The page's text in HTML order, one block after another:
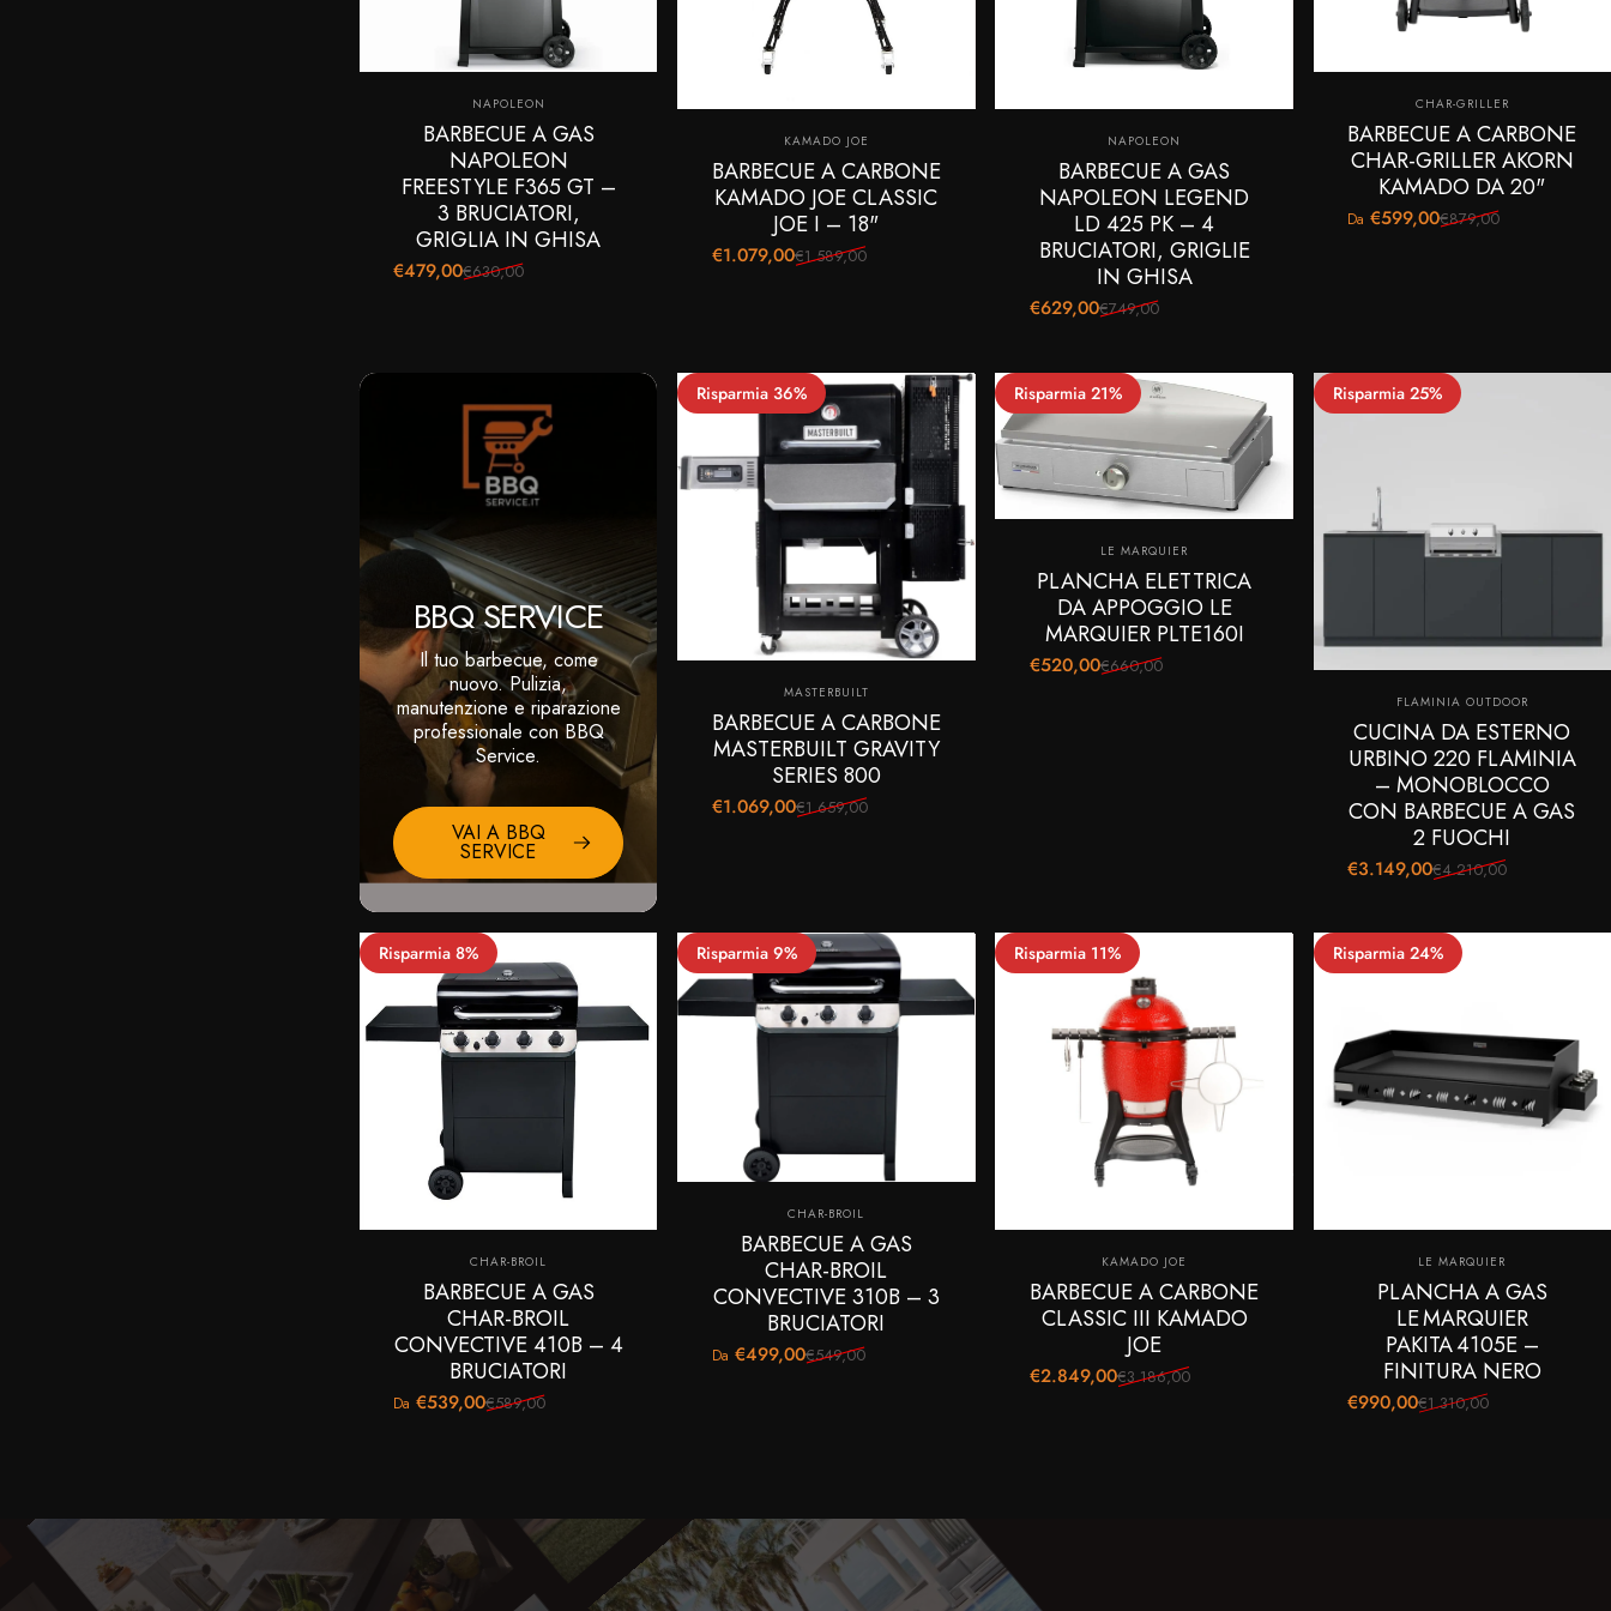
Fornitore:
NAPOLEON
BARBECUE A GAS
NAPOLEON
FREESTYLE F365 GT –
3 BRUCIATORI,
GRIGLIA IN GHISA
Prezzo scontato
€479,00
Prezzo di listino
€630,00
Fornitore:
KAMADO JOE
BARBECUE A CARBONE
KAMADO JOE CLASSIC
JOE I – 18"
Prezzo scontato
€1.079,00
Prezzo di listino
€1.589,00
Fornitore:
NAPOLEON
BARBECUE A GAS
NAPOLEON LEGEND
LD 425 PK – 4
BRUCIATORI, GRIGLIE
IN GHISA
Prezzo scontato
€629,00
Prezzo di listino
€749,00
Fornitore:
CHAR-GRILLER
BARBECUE A CARBONE
CHAR-GRILLER AKORN
KAMADO DA 20"
Prezzo scontato
Da €599,00
Prezzo di listino
€879,00
BBQ SERVICE
Il tuo barbecue, come
nuovo. Pulizia,
manutenzione e riparazione
professionale con BBQ
Service.
VAI A BBQ
SERVICE
Risparmia 36%
Fornitore:
MASTERBUILT
BARBECUE A CARBONE
MASTERBUILT GRAVITY
SERIES 800
Prezzo scontato
€1.069,00
Prezzo di listino
€1.659,00
Risparmia 21%
Fornitore:
LE MARQUIER
PLANCHA ELETTRICA
DA APPOGGIO LE
MARQUIER PLTE160I
Prezzo scontato
€520,00
Prezzo di listino
€660,00
Risparmia 25%
Fornitore:
FLAMINIA OUTDOOR
CUCINA DA ESTERNO
URBINO 220 FLAMINIA
– MONOBLOCCO
CON BARBECUE A GAS
2 FUOCHI
Prezzo scontato
€3.149,00
Prezzo di listino
€4.210,00
Risparmia 8%
Fornitore:
CHAR-BROIL
BARBECUE A GAS
CHAR-BROIL
CONVECTIVE 410B – 4
BRUCIATORI
Prezzo scontato
Da €539,00
Prezzo di listino
€589,00
Risparmia 9%
Fornitore:
CHAR-BROIL
BARBECUE A GAS
CHAR-BROIL
CONVECTIVE 310B – 3
BRUCIATORI
Prezzo scontato
Da €499,00
Prezzo di listino
€549,00
Risparmia 11%
Fornitore:
KAMADO JOE
BARBECUE A CARBONE
CLASSIC III KAMADO
JOE
Prezzo scontato
€2.849,00
Prezzo di listino
€3.186,00
Risparmia 24%
Fornitore:
LE MARQUIER
PLANCHA A GAS
LE MARQUIER
PAKITA 4105E –
FINITURA NERO
Prezzo scontato
€990,00
Prezzo di listino
€1.310,00